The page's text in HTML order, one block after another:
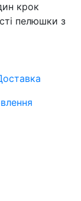
крок
пелюшки з